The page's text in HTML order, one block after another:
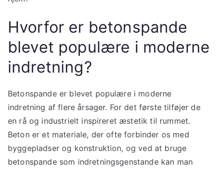
Hvorfor er betonspande
blevet populære i moderne
indretning?
Betonspande er blevet populære i moderne
indretning af flere årsager. For det første tilføjer de
en rå og industrielt inspireret æstetik til rummet.
Beton er et materiale, der ofte forbinder os med
byggepladser og konstruktion, og ved at bruge
betonspande som indretningsgenstande kan man